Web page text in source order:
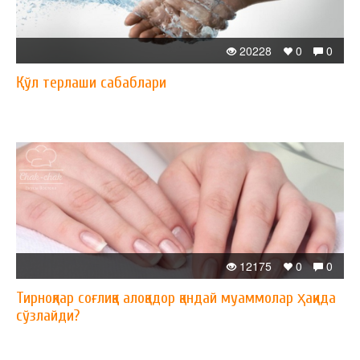
0
0
20228
Қўл терлаши сабаблари
0
0
12175
Тирноқлар соғлиққа алоқадор қандай муаммолар ҳақида
сўзлайди?